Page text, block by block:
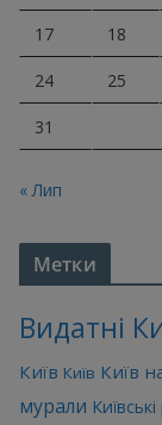
17 18
24 25
31
« Лип
Метки
Видатні
Київ Київ Київ
мурали